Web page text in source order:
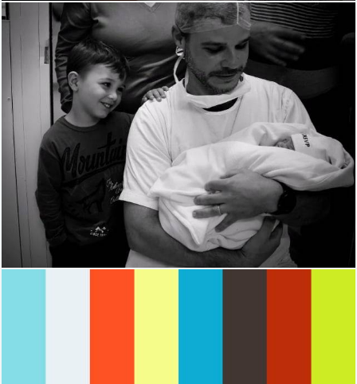
1616 0